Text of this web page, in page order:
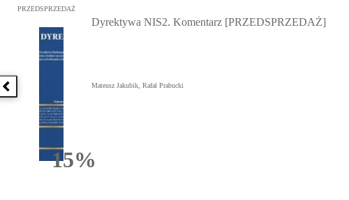
Poprzednia książka
Przejdź do: Dyrektywa NIS2. Komentarz [PRZEDSPRZEDAŻ], Mateusz
PRZEDSPRZEDAŻ
15%Rabatu
Dyrektywa NIS2. Komentarz [PRZEDSPRZEDAŻ]
Mateusz Jakubik, Rafał Prabucki